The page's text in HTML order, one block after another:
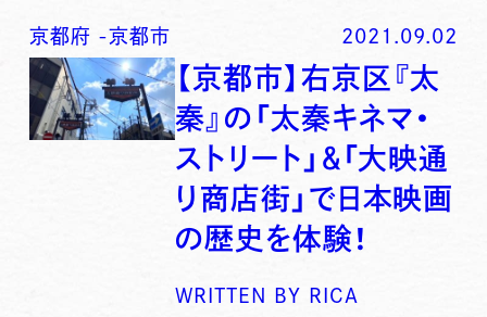
京都府 -京都市 2021.09.02
【京都市】右京区『太
秦』の「太秦キネマ・
ストリート」＆「大映通
り商店街」で日本映画
の歴史を体験！
WRITTEN BY RICA